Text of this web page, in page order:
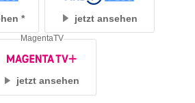
jetzt ansehen
jetzt ansehen
MagentaTV